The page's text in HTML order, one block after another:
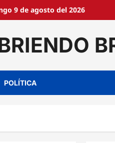
9 de agosto del 2026
POLÍTICA